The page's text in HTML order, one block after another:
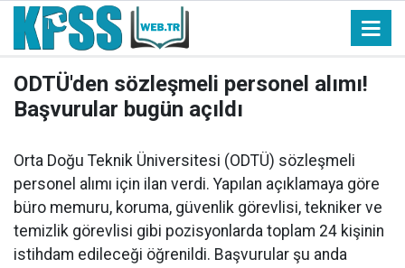
ODTÜ'den sözleşmeli personel alımı!
Başvurular bugün açıldı
Orta Doğu Teknik Üniversitesi (ODTÜ) sözleşmeli
personel alımı için ilan verdi. Yapılan açıklamaya göre
büro memuru, koruma, güvenlik görevlisi, tekniker ve
temizlik görevlisi gibi pozisyonlarda toplam 24 kişinin
istihdam edileceği öğrenildi. Başvurular şu anda